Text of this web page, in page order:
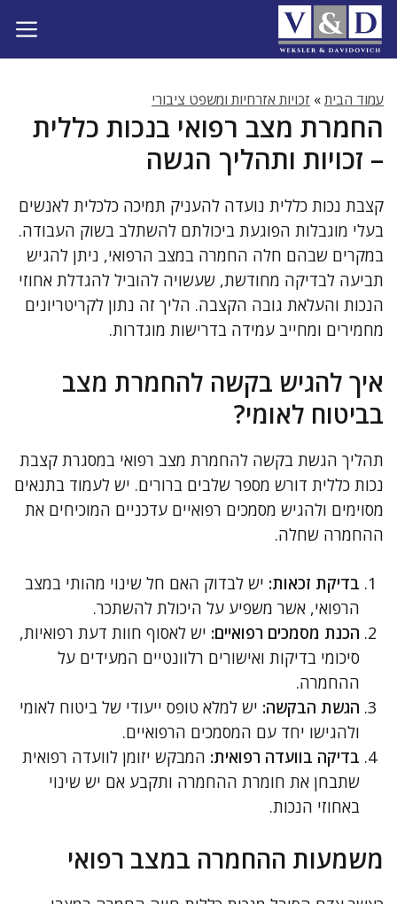
לדלג
לתוכן
עמוד הבית» זכויות אזרחיות ומשפט ציבורי
החמרת מצב רפואי בנכות כללית
– זכויות ותהליך הגשה
קצבת נכות כללית נועדה להעניק תמיכה כלכלית לאנשים
בעלי מוגבלות הפוגעת ביכולתם להשתלב בשוק העבודה.
במקרים שבהם חלה החמרה במצב הרפואי, ניתן להגיש
תביעה לבדיקה מחודשת, שעשויה להוביל להגדלת אחוזי
הנכות והעלאת גובה הקצבה. הליך זה נתון לקריטריונים
מחמירים ומחייב עמידה בדרישות מוגדרות.
איך להגיש בקשה להחמרת מצב
בביטוח לאומי?
תהליך הגשת בקשה להחמרת מצב רפואי במסגרת קצבת
נכות כללית דורש מספר שלבים ברורים. יש לעמוד בתנאים
מסוימים ולהגיש מסמכים רפואיים עדכניים המוכיחים את
ההחמרה שחלה.
בדיקת זכאות: יש לבדוק האם חל שינוי מהותי במצב
הרפואי, אשר משפיע על היכולת להשתכר.
הכנת מסמכים רפואיים: יש לאסוף חוות דעת רפואיות,
סיכומי בדיקות ואישורים רלוונטיים המעידים על
ההחמרה.
הגשת הבקשה: יש למלא טופס ייעודי של ביטוח לאומי
ולהגישו יחד עם המסמכים הרפואיים.
בדיקה בוועדה רפואית: המבקש יזומן לוועדה רפואית
שתבחן את חומרת ההחמרה ותקבע אם יש שינוי
באחוזי הנכות.
משמעות ההחמרה במצב רפואי